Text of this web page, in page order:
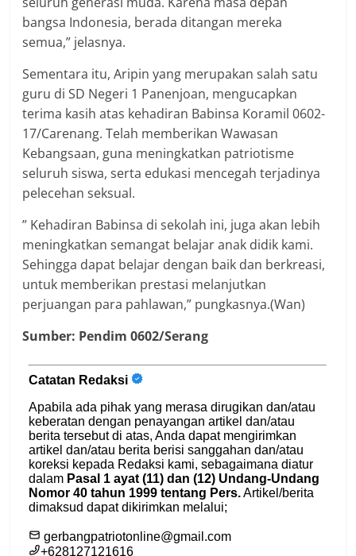
bangsa Indonesia, berada ditangan mereka
semua,” jelasnya.
Sementara itu, Aripin yang merupakan salah satu
guru di SD Negeri 1 Panenjoan, mengucapkan
terima kasih atas kehadiran Babinsa Koramil 0602-
17/Carenang. Telah memberikan Wawasan
Kebangsaan, guna meningkatkan patriotisme
seluruh siswa, serta edukasi mencegah terjadinya
pelecehan seksual.
” Kehadiran Babinsa di sekolah ini, juga akan lebih
meningkatkan semangat belajar anak didik kami.
Sehingga dapat belajar dengan baik dan berkreasi,
untuk memberikan prestasi melanjutkan
perjuangan para pahlawan,” pungkasnya.(Wan)
Sumber: Pendim 0602/Serang